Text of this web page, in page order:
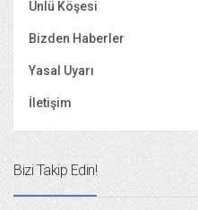
Ünlü Köşesi
Bizden Haberler
Yasal Uyarı
İletişim
Bizi Takip Edin!